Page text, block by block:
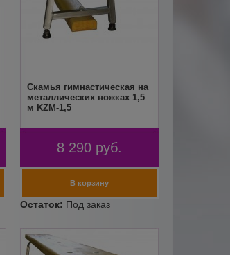
Скамья гимнастическая на
металлических ножках 1,5
м KZM-1,5
8 290 руб.